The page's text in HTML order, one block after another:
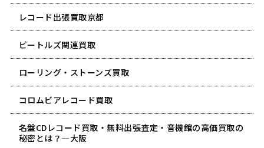
レコード出張買取京都
ビートルズ関連買取
ローリング・ストーンズ買取
コロムビアレコード買取
名盤CDレコード買取・無料出張査定・音機館の高価買取の
秘密とは？―大阪